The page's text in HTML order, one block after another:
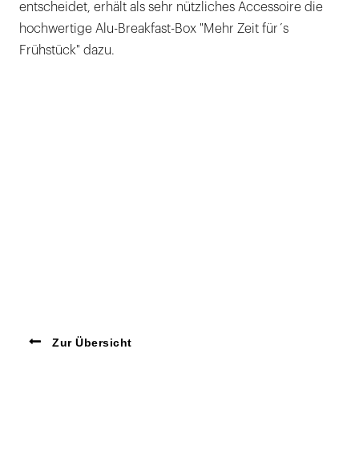
entscheidet, erhält als sehr nützliches Accessoire die
hochwertige Alu-Breakfast-Box "Mehr Zeit für´s
Frühstück" dazu.
Zur Übersicht